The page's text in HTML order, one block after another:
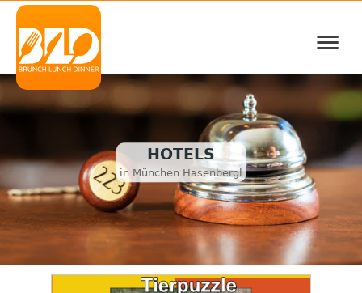
≡
HOTELS
in München Hasenbergl